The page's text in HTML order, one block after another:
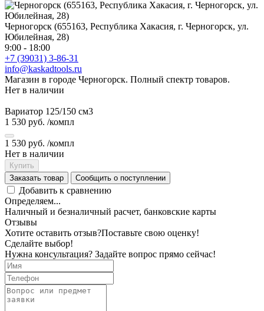
Черногорск (655163, Республика Хакасия, г. Черногорск, ул.
Юбилейная, 28)
9:00 - 18:00
+7 (39031) 3-86-31
info@kaskadtools.ru
Магазин в городе Черногорск. Полный спектр товаров.
Нет в наличии
Вариатор 125/150 cм3
1 530 руб. /компл
1 530 руб. /компл
Нет в наличии
Купить
Заказать товар
Сообщить о поступлении
Добавить к сравнению
Определяем...
Наличный и безналичный расчет, банковские карты
Отзывы
Хотите оставить отзыв?Поставьте свою оценку!
Сделайте выбор!
Нужна консультация? Задайте вопрос прямо сейчас!